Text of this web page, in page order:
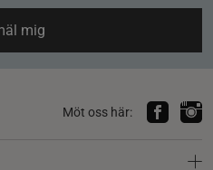
mig
Möt oss här: